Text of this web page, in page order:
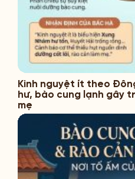
Kinh nguyệt ít theo
hư, bào cung lạnh gây
mẹ